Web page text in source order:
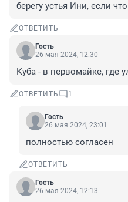
берегу устья Ини, если
ОТВЕТИТЬ
Гость
26 мая 2024, 12:30
Куба - в первомайке, где
ОТВЕТИТЬ 1
Гость
26 мая 2024, 23:01
полностью согласен
ОТВЕТИТЬ
Гость
26 мая 2024, 12:13